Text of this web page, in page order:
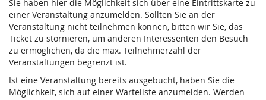
Sie haben hier die Möglichkeit sich über eine Eintrittskarte zu
einer Veranstaltung anzumelden. Sollten Sie an der
Veranstaltung nicht teilnehmen können, bitten wir Sie, das
Ticket zu stornieren, um anderen Interessenten den Besuch
zu ermöglichen, da die max. Teilnehmerzahl der
Veranstaltungen begrenzt ist.
Ist eine Veranstaltung bereits ausgebucht, haben Sie die
Möglichkeit, sich auf einer Warteliste anzumelden. Werden